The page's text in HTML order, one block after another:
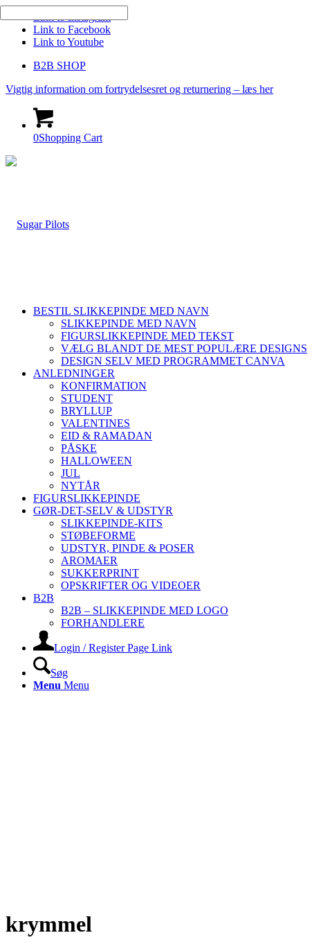
Link to Instagram
Link to Facebook
Link to Youtube
B2B SHOP
Vigtig information om fortrydelsesret og returnering – læs her
0Shopping Cart
BESTIL SLIKKEPINDE MED NAVN
SLIKKEPINDE MED NAVN
FIGURSLIKKEPINDE MED TEKST
VÆLG BLANDT DE MEST POPULÆRE DESIGNS
DESIGN SELV MED PROGRAMMET CANVA
ANLEDNINGER
KONFIRMATION
STUDENT
BRYLLUP
VALENTINES
EID & RAMADAN
PÅSKE
HALLOWEEN
JUL
NYTÅR
FIGURSLIKKEPINDE
GØR-DET-SELV & UDSTYR
SLIKKEPINDE-KITS
STØBEFORME
UDSTYR, PINDE & POSER
AROMAER
SUKKERPRINT
OPSKRIFTER OG VIDEOER
B2B
B2B – SLIKKEPINDE MED LOGO
FORHANDLERE
Login / Register Page Link
Søg
Menu Menu
krymmel